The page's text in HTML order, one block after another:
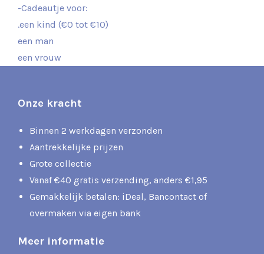
-Cadeautje voor:
.een kind (€0 tot €10)
een man
een vrouw
Onze kracht
Binnen 2 werkdagen verzonden
Aantrekkelijke prijzen
Grote collectie
Vanaf €40 gratis verzending, anders €1,95
Gemakkelijk betalen: iDeal, Bancontact of
overmaken via eigen bank
Meer informatie